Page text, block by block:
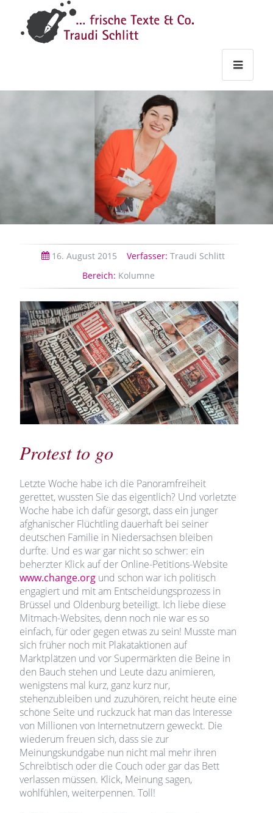
Texte
16. August 2015 Verfasser: Traudi Schlitt
Bereich: Kolumne
Protest to go
Letzte Woche habe ich die Panoramfreiheit
gerettet, wussten Sie das eigentlich? Und vorletzte
Woche habe ich dafür gesorgt, dass ein junger
afghanischer Flüchtling dauerhaft bei seiner
deutschen Familie in Niedersachsen bleiben
durfte. Und es war gar nicht so schwer: ein
beherzter Klick auf der Online-Petitions-Website
www.change.org und schon war ich politisch
engagiert und mit am Entscheidungsprozess in
Brüssel und Oldenburg beteiligt. Ich liebe diese
Mitmach-Websites, denn noch nie war es so
einfach, für oder gegen etwas zu sein! Musste man
sich früher noch mit Plakataktionen auf
Marktplätzen und vor Supermärkten die Beine in
den Bauch stehen und Leute dazu animieren,
wenigstens mal kurz, ganz kurz nur,
stehenzubleiben und zuzuhören, reicht heute eine
schöne Seite und ruckzuck hat man das Interesse
von Millionen von Internetnutzern geweckt. Die
wiederum freuen sich, dass sie zur
Meinungskundgabe nun nicht mal mehr ihren
Schreibtisch oder die Couch oder gar das Bett
verlassen müssen. Klick, Meinung sagen,
wohlfühlen, weiterpennen. Toll!